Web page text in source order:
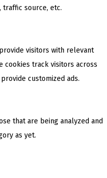
source, etc.
visitors with relevant
cookies track visitors across
customized ads.
that are being analyzed and
as yet.